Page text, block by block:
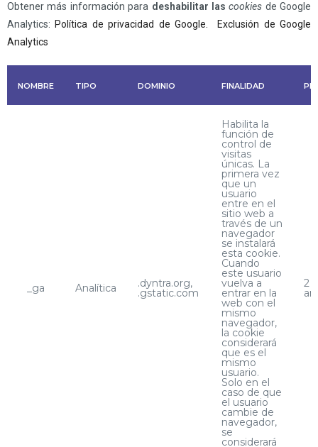
Obtener más información para deshabilitar lascookies de Google
Analytics: Política de privacidad deGoogle.
Exclusión de Google
Analytics
NOMBRE TIPO DOMINIO FINALIDAD
_ga Analítica .dyntra.org,
.gstatic.com
Habilita la
función de
control de
visitas
únicas. La
primera vez
que un
usuario
entre en el
sitio web a
través de un
navegador
se instalará
esta cookie.
Cuando
este usuario
vuelva a
entrar en la
web con el
mismo
navegador,
la cookie
considerará
que es el
mismo
usuario.
Solo en el
caso de que
el usuario
cambie de
navegador,
se
considerará
2